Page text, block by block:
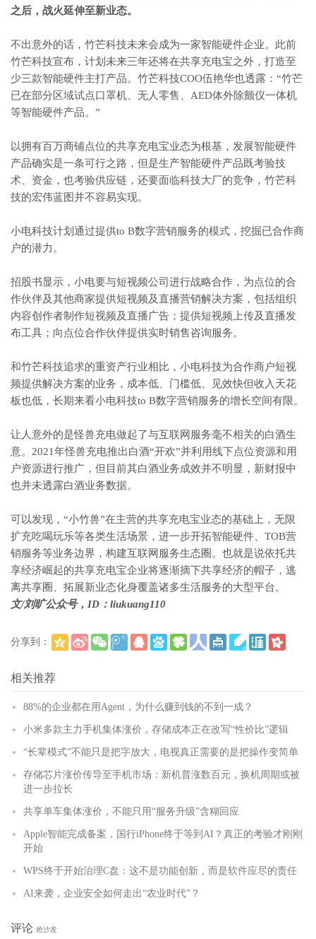
之后，战火延伸至新业态。
不出意外的话，竹芒科技未来会成为一家智能硬件企业。此前
竹芒科技宣布，计划未来三年还将在共享充电宝之外，打造至
少三款智能硬件主打产品。竹芒科技COO伍艳华也透露：“竹芒
已在部分区域试点口罩机、无人零售、AED体外除颤仪一体机
等智能硬件产品。”
以拥有百万商铺点位的共享充电宝业态为根基，发展智能硬件
产品确实是一条可行之路，但是生产智能硬件产品既考验技
术、资金，也考验供应链，还要面临科技大厂的竞争，竹芒科
技的宏伟蓝图并不容易实现。
小电科技计划通过提供to B数字营销服务的模式，挖掘已合作商
户的潜力。
招股书显示，小电要与短视频公司进行战略合作，为点位的合
作伙伴及其他商家提供短视频及直播营销解决方案，包括组织
内容创作者制作短视频及直播广告；提供短视频上传及直播发
布工具；向点位合作伙伴提供实时销售咨询服务。
和竹芒科技追求的重资产行业相比，小电科技为合作商户短视
频提供解决方案的业务，成本低、门槛低、见效快但收入天花
板也低，长期来看小电科技to B数字营销服务的增长空间有限。
让人意外的是怪兽充电做起了与互联网服务毫不相关的白酒生
意。2021年怪兽充电推出白酒“开欢”并利用线下点位资源和用
户资源进行推广，但目前其白酒业务成效并不明显，新财报中
也并未透露白酒业务数据。
可以发现，“小竹兽”在主营的共享充电宝业态的基础上，无限
扩充吃喝玩乐等各类生活场景，进一步开拓智能硬件、TOB营
销服务等业务边界，构建互联网服务生态圈。也就是说依托共
享经济崛起的共享充电宝企业将逐渐摘下共享经济的帽子，逃
离共享圈、拓展新业态化身覆盖诸多生活服务的大型平台。
文/刘旷公众号，ID：liukuang110
分享到：
相关推荐
88%的企业都在用Agent，为什么赚到钱的不到一成？
小米多款主力手机集体涨价，存储成本正在改写“性价比”逻辑
“长辈模式”不能只是把字放大，电视真正需要的是把操作变简单
存储芯片涨价传导至手机市场：新机普涨数百元，换机周期或被
进一步拉长
共享单车集体涨价，不能只用“服务升级”含糊回应
Apple智能完成备案，国行iPhone终于等到AI？真正的考验才刚刚
开始
WPS终于开始治理C盘：这不是功能创新，而是软件应尽的责任
AI来袭，企业安全如何走出“农业时代”？
评论 抢沙发